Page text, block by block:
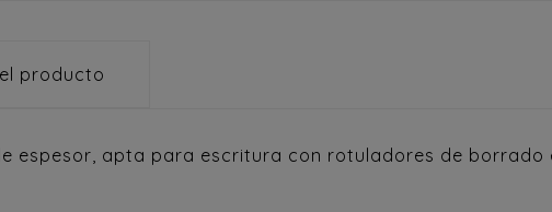
producto
espesor, apta para escritura con rotuladores de borrado